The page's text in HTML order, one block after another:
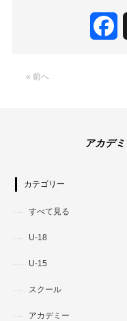
« 前へ
アカデ
カテゴリー
すべて見る
U-18
U-15
スクール
アカデミー